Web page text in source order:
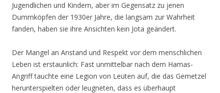
Jugendlichen und Kindern, aber im Gegensatz zu jenen
Dummköpfen der 1930er Jahre, die langsam zur Wahrheit
fanden, haben sie ihre Ansichten kein Jota geändert.
Der Mangel an Anstand und Respekt vor dem menschlichen
Leben ist erstaunlich: Fast unmittelbar nach dem Hamas-
Angriff tauchte eine Legion von Leuten auf, die das Gemetzel
herunterspielten oder leugneten, dass es überhaupt